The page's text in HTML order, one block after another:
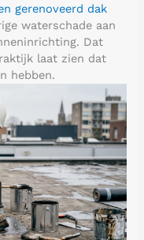
gerenoveerd dak
waterschade aan
Dat
laat zien dat
hebben.